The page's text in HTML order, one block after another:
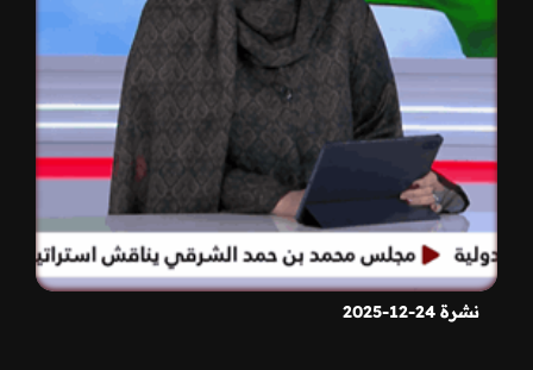
نشرة 24-12-2025